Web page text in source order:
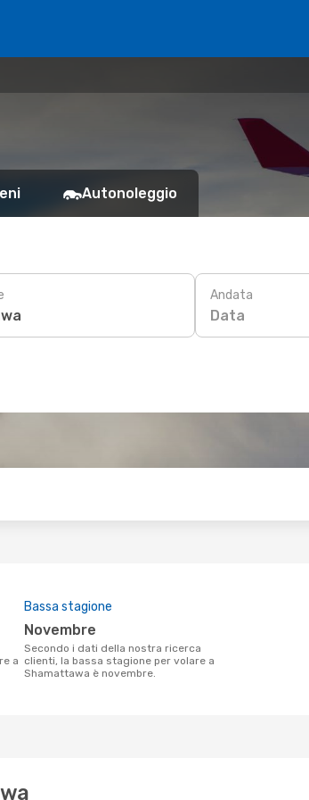
Autonoleggio
Andata
Data
a
Bassa stagione
novembre
Secondo i dati della nostra ricerca
clienti, la bassa stagione per volare a
Shamattawa è novembre.